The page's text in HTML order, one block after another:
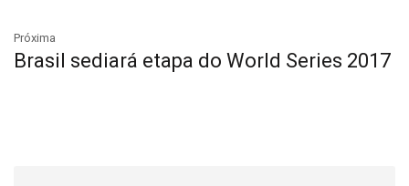
Próxima
Brasil sediará etapa do World Series 2017